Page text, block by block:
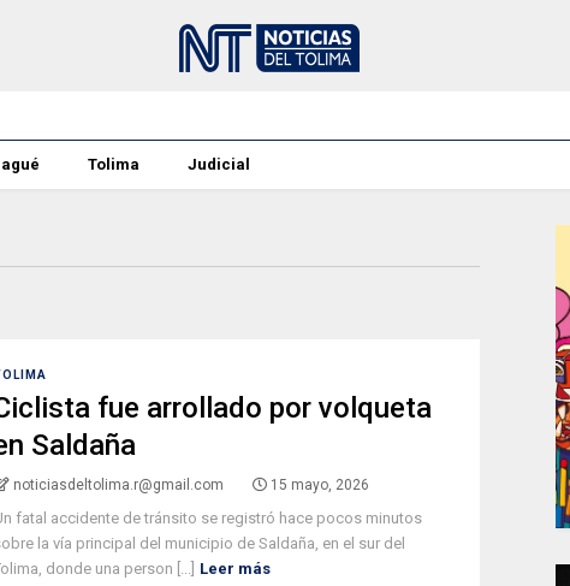
Tolima Judicial
fue arrollado por volqueta
Saldaña
noticiasdeltolima.r@gmail.com 15 mayo, 2026
fatal accidente de tránsito se registró hace pocos minutos
la vía principal del municipio de Saldaña, en el sur del
donde una person [...] Leer más